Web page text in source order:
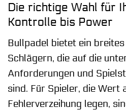
Die richtige Wahl für
Kontrolle bis Power
Bullpadel bietet ein
Schlägern, die auf die
Anforderungen und
sind. Für Spieler, die Wert
Fehlerverzeihung legen,